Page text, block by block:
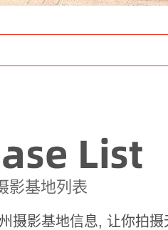
影基地列表
摄影基地信息, 让你拍摄